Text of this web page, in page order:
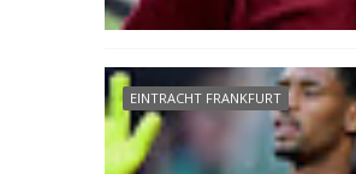
EINTRACHT FRANKFURT